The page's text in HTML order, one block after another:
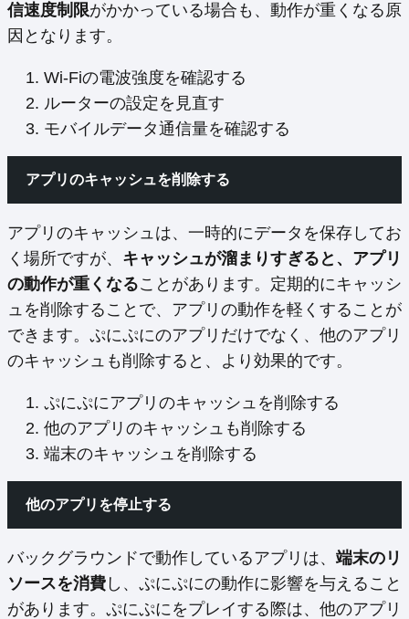
信速度制限がかかっている場合も、動作が重くなる原
因となります。
Wi-Fiの電波強度を確認する
ルーターの設定を見直す
モバイルデータ通信量を確認する
アプリのキャッシュを削除する
アプリのキャッシュは、一時的にデータを保存してお
く場所ですが、 キャッシュが溜まりすぎると、アプリ
の動作が重くなることがあります。定期的にキャッシ
ュを削除することで、アプリの動作を軽くすることが
できます。ぷにぷにのアプリだけでなく、他のアプリ
のキャッシュも削除すると、より効果的です。
ぷにぷにアプリのキャッシュを削除する
他のアプリのキャッシュも削除する
端末のキャッシュを削除する
他のアプリを停止する
バックグラウンドで動作しているアプリは、 端末のリ
ソースを消費 し、ぷにぷにの動作に影響を与えること
があります。ぷにぷにをプレイする際は、他のアプリ